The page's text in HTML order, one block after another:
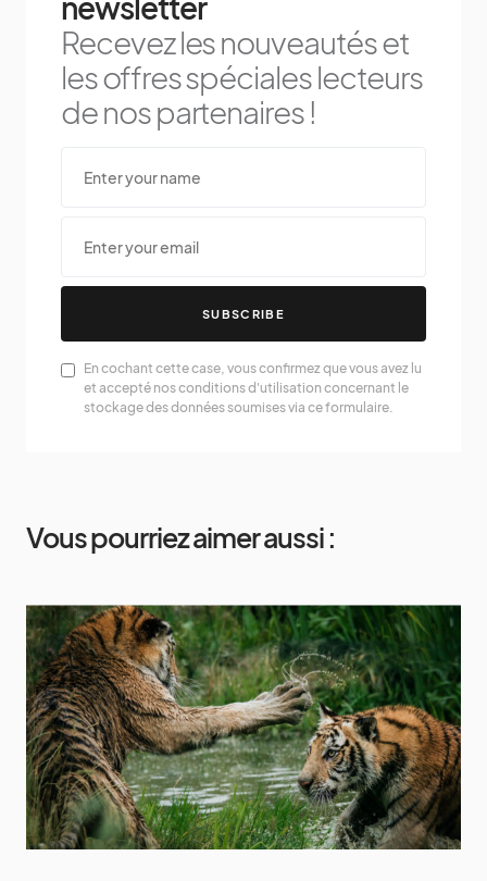
Recevez les nouveautés et
les offres spéciales lecteurs
de nos partenaires !
SUBSCRIBE
En cochant cette case, vous confirmez que vous avez lu
et accepté nos conditions d'utilisation concernant le
stockage des données soumises via ce formulaire.
Vous pourriez aimer aussi :